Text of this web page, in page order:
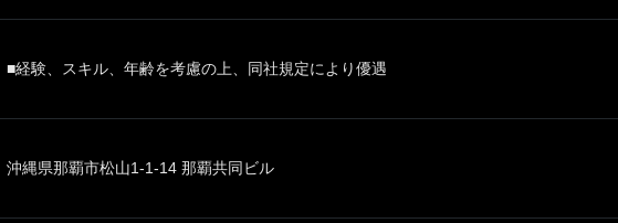
■経験、スキル、年齢を考慮の上、同社規定により優遇
沖縄県那覇市松山1-1-14 那覇共同ビル